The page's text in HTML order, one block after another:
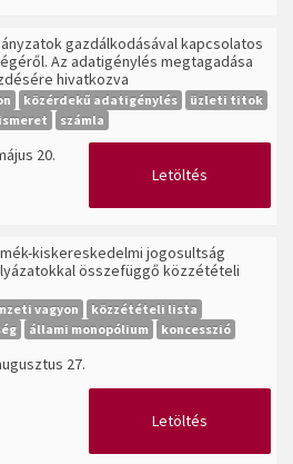
gazdálkodásával kapcsolatos
Az adatigénylés megtagadása
hivatkozva
közérdekű adatigénylés
üzleti titok
számla
20.
Letöltés
kiskereskedelmi jogosultság
összefüggő közzétételi
vagyon
közzétételi lista
állami monopólium koncesszió
27.
Letöltés